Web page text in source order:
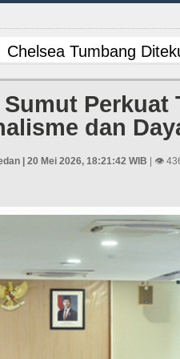
Chelsea Tumbang
Era Baru Pengobatan
Arsenal Dibungkam
Danrem 011
Sebut LSL Pengidap
AC Milan Hanya
Wabup Taput Hadiri
Perkuat
dan
| 20 Mei 2026, 18:21:42 WIB | 👁